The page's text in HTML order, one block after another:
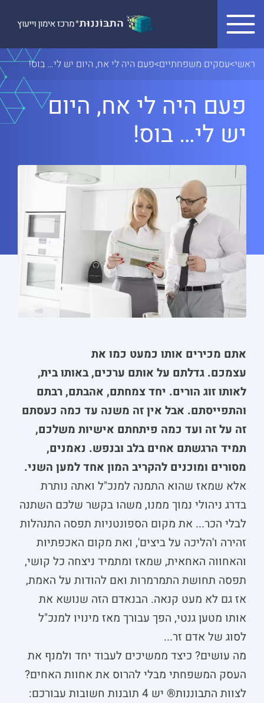
ראשי>עסקים משפחתיים>פעם היה לי אח, היום יש לי… בוס!
פעם היה לי אח, היום
יש לי… בוס!
אתם מכירים אותו כמעט כמו את
עצמכם. גדלתם על אותם ערכים, באותו בית,
לאותו זוג הורים. יחד צמחתם, אהבתם, רבתם
והתפייסתם. אבל אין זה משנה עד כמה כעסתם
זה על זה ועד כמה פיתחתם אישיות משלכם,
תמיד הרגשתם אחים בלב ובנפש. נאמנים,
מסורים ומוכנים להקריב המון אחד למען השני.
אלא שמאז שהוא התמנה למנכ"ל ואתה נותרת
בדרג ניהולי נמוך ממנו, משהו בקשר שלכם השתנה
לבלי הכר... את מקום הספונטניות תפסה התנהלות
זהירה ו'הליכה על ביצים', ואת מקום האכפתיות
והאחווה האחאית, שמאז ומתמיד ניצחה כל קושי,
תפסה תחושת התמרמרות ואם להודות על האמת,
אז גם לא מעט קנאה. הבנאדם הזה שנושא את
אותו מטען גנטי, הפך עבורך מאז מינויו למנכ"ל
לסוג של אדם זר...
מה עושים? כיצד ממשיכים לעבוד יחד ולמנף את
העסק המשפחתי מבלי להרוס את אחוות האחים?
לצוות התבוננות® יש 4 תובנות חשובות עבורכם: